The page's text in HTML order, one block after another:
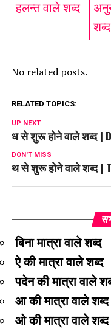
हलन्त वाले शब्द
शब्द
No related posts.
RELATED TOPICS:
UP NEXT
ध से शुरू होने वाले शब्द |
DON'T MISS
थ से शुरू होने वाले शब्द |
बिना मात्रा वाले शब्द
ऐ की मात्रा वाले शब्द
पदेन की मात्रा वाले
आ की मात्रा वाले शब्द
ओ की मात्रा वाले शब्द